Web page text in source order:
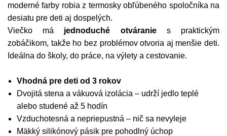
moderné farby robia z termosky obľúbeného spoločníka na
desiatu pre deti aj dospelých.
Viečko má jednoduché otváranies praktickým
zobáčikom, takže ho bez problémov otvoria aj menšie deti.
Ideálna do školy, do práce, na výlety a cestovanie.
Vhodná pre deti od 3 rokov
Dvojitá stena a vákuová izolácia – udrží jedlo teplé
alebo studené až 5 hodín
Vzduchotesná a nepriepustná – nič sa nevyleje
Mäkký silikónový pásik pre pohodlný úchop